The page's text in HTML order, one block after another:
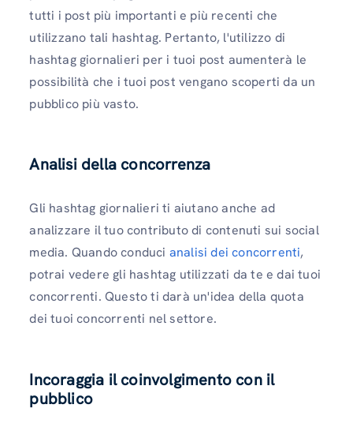
tutti i post più importanti e più recenti che
utilizzano tali hashtag. Pertanto, l'utilizzo di
hashtag giornalieri per i tuoi post aumenterà le
possibilità che i tuoi post vengano scoperti da un
pubblico più vasto.
Analisi della concorrenza
Gli hashtag giornalieri ti aiutano anche ad
analizzare il tuo contributo di contenuti sui social
media. Quando conduci analisi dei concorrenti,
potrai vedere gli hashtag utilizzati da te e dai tuoi
concorrenti. Questo ti darà un'idea della quota
dei tuoi concorrenti nel settore.
Incoraggia il coinvolgimento con il
pubblico